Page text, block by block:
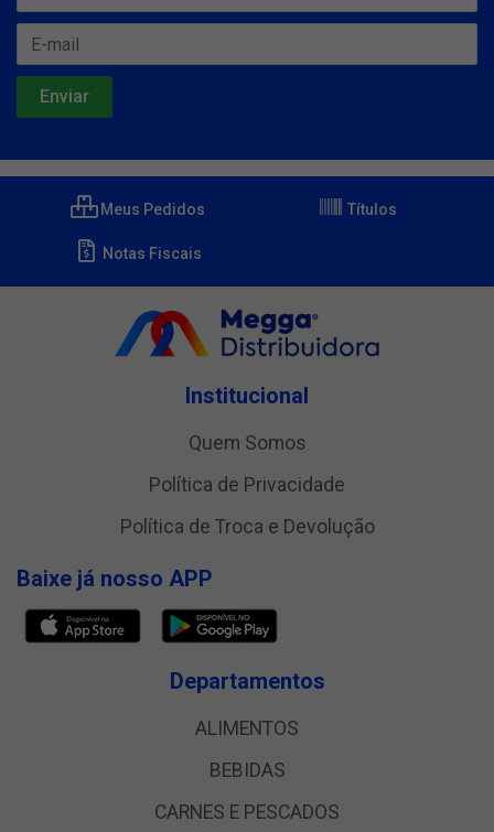
Meus Pedidos Títulos
Notas Fiscais
Institucional
Quem Somos
Política de Privacidade
Política de Troca e Devolução
Baixe já nosso APP
Departamentos
ALIMENTOS
BEBIDAS
CARNES E PESCADOS